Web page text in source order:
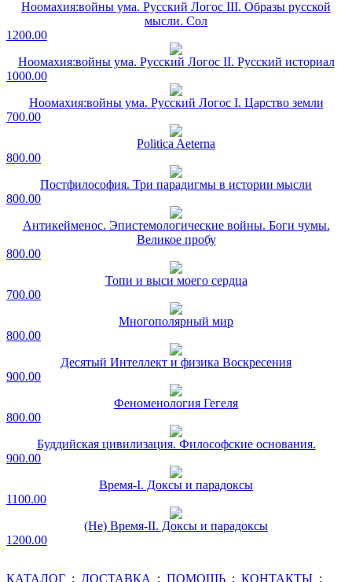
Ноомахия:войны ума. Русский Логос III. Образы русской
мысли. Сол
1200.00
Ноомахия:войны ума. Русский Логос II. Русский историал
1000.00
Ноомахия:войны ума. Русский Логос I. Царство земли
700.00
Politica Aeterna
800.00
Постфилософия. Три парадигмы в истории мысли
800.00
Антикейменос. Эпистемологические войны. Боги чумы.
Великое пробу
800.00
Топи и выси моего сердца
700.00
Многополярный мир
800.00
Десятый Интеллект и физика Воскресения
900.00
Феноменология Гегеля
800.00
Буддийская цивилизация. Философские основания.
900.00
Время-I. Доксы и парадоксы
1100.00
(Не) Время-II. Доксы и парадоксы
1200.00
КАТАЛОГ : ДОСТАВКА : ПОМОЩЬ : КОНТАКТЫ :